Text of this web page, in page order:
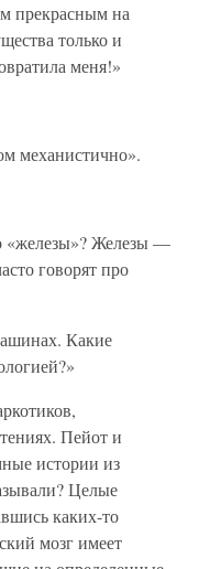
прекрасным на
только и
меня!»
механистично».
«железы»? Железы —
говорят про
Какие
Пейот и
истории из
Целые
каких-то
мозг имеет